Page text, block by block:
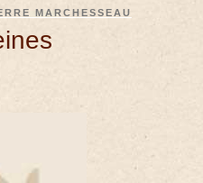
MARCHESSEAU